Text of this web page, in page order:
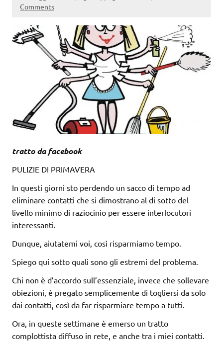
Comments
tratto da facebook
PULIZIE DI PRIMAVERA
In questi giorni sto perdendo un sacco di tempo ad
eliminare contatti che si dimostrano al di sotto del
livello minimo di raziocinio per essere interlocutori
interessanti.
Dunque, aiutatemi voi, così risparmiamo tempo.
Spiego qui sotto quali sono gli estremi del problema.
Chi non è d’accordo sull’essenziale, invece che sollevare
obiezioni, è pregato semplicemente di togliersi da solo
dai contatti, così da far risparmiare tempo a tutti.
Ora, in queste settimane è emerso un tratto
complottista diffuso in rete, e anche tra i miei contatti.